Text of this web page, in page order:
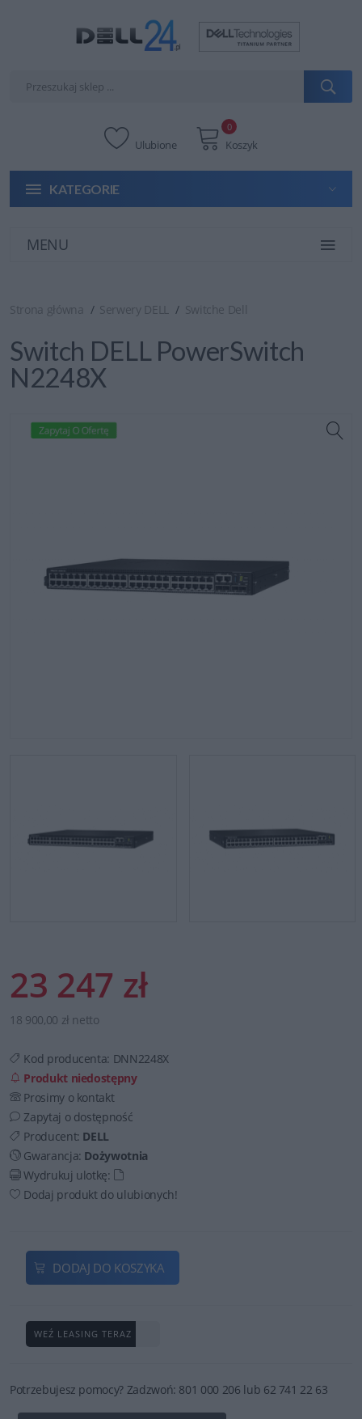
Ulubione Koszyk
0
KATEGORIE
MENU
Strona główna Serwery DELL Switche Dell
Switch DELL PowerSwitch
N2248X
Zapytaj O Ofertę
23 247 zł
18 900,00 zł netto
Kod producenta: DNN2248X
Produkt niedostępny
Prosimy o kontakt
Zapytaj o dostępność
Producent: DELL
Gwarancja: Dożywotnia
Wydrukuj ulotkę:
Dodaj produkt do ulubionych!
DODAJ DO KOSZYKA
WEŹ LEASING TERAZ
Potrzebujesz pomocy? Zadzwoń: 801 000 206 lub 62 741 22 63